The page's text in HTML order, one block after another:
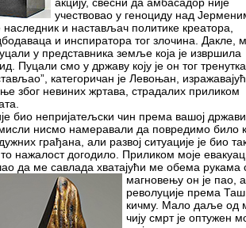
учествовао у геноциду над
наследник и настављач политике креатора,
и инспиратора тог злочина. Дакле,
у представника земље која је извршила
Пуцали смо у државу коју је он тог тренутка
категоричан је Левоњан,
због невиних жртава, страдалих приликом
био непријатељски чин према вашој
нисмо намеравали да повредимо било
грађана, али развој ситуације је био
нажалост догодило. Приликом моје
да ме савлада хватајући ме обема
магновењу он је пао,
револуције према
кичму. Мало даље од
чију смрт је оптужен